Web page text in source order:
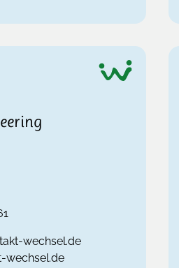
wechsel.de
wechsel.de